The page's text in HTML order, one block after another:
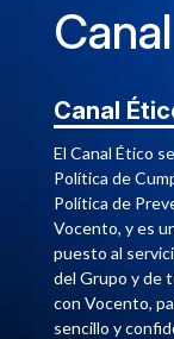
Canal
El Canal Ético
Política de
Política de
Vocento, y es
puesto al
del Grupo y de
con Vocento,
sencillo y